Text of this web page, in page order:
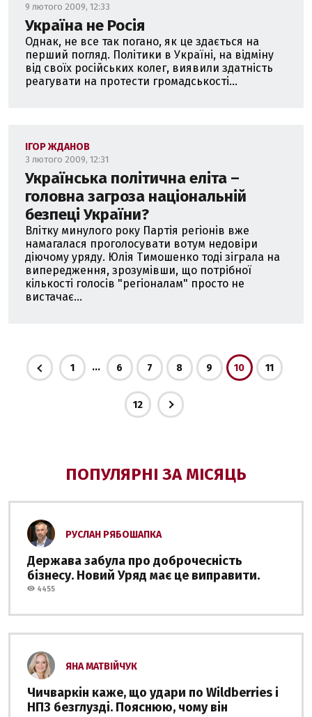
9 лютого 2009, 12:33
Україна не Росія
Однак, не все так погано, як це здається на
перший погляд. Політики в Україні, на відміну
від своїх російських колег, виявили здатність
реагувати на протести громадськості...
ІГОР ЖДАНОВ
3 лютого 2009, 12:31
Українська політична еліта –
головна загроза національній
безпеці України?
Влітку минулого року Партія регіонів вже
намагалася проголосувати вотум недовіри
діючому уряду. Юлія Тимошенко тоді зіграла на
випередження, зрозумівши, що потрібної
кількості голосів "регіоналам" просто не
вистачає...
1 ... 6 7 8 9 10 11
12
ПОПУЛЯРНІ ЗА МІСЯЦЬ
РУСЛАН РЯБОШАПКА
Держава забула про доброчесність
бізнесу. Новий Уряд має це виправити.
4455
ЯНА МАТВІЙЧУК
Чичваркін каже, що удари по Wildberries і
НПЗ безглузді. Пояснюю, чому він